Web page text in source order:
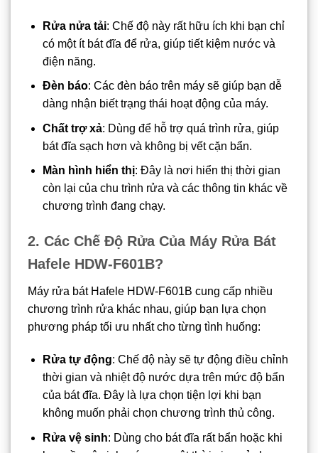
Rửa nửa tải: Chế độ này rất hữu ích khi bạn chỉ
có một ít bát đĩa để rửa, giúp tiết kiệm nước và
điện năng.
Đèn báo: Các đèn báo trên máy sẽ giúp bạn dễ
dàng nhận biết trạng thái hoạt động của máy.
Chất trợ xả: Dùng để hỗ trợ quá trình rửa, giúp
bát đĩa sạch hơn và không bị vết cặn bẩn.
Màn hình hiển thị: Đây là nơi hiển thị thời gian
còn lại của chu trình rửa và các thông tin khác về
chương trình đang chạy.
2. Các Chế Độ Rửa Của Máy Rửa Bát
Hafele HDW-F601B?
Máy rửa bát Hafele HDW-F601B cung cấp nhiều
chương trình rửa khác nhau, giúp bạn lựa chọn
phương pháp tối ưu nhất cho từng tình huống:
Rửa tự động: Chế độ này sẽ tự động điều chỉnh
thời gian và nhiệt độ nước dựa trên mức độ bẩn
của bát đĩa. Đây là lựa chọn tiện lợi khi bạn
không muốn phải chọn chương trình thủ công.
Rửa vệ sinh: Dùng cho bát đĩa rất bẩn hoặc khi